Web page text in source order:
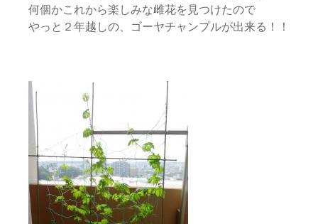
何個かこれから楽しみな雌花を見つけたので
やっと２年越しの、ゴーヤチャンプルが出来る！！